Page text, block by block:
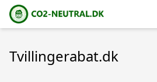
Tvillingerabat.dk